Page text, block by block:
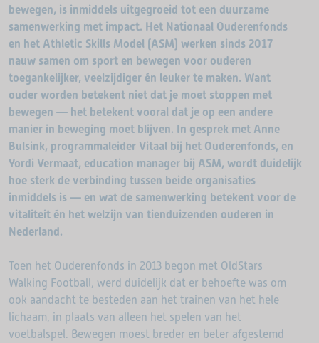
bewegen, is inmiddels uitgegroeid tot een duurzame
samenwerking met impact. Het Nationaal Ouderenfonds
en het Athletic Skills Model (ASM) werken sinds 2017
nauw samen om sport en bewegen voor ouderen
toegankelijker, veelzijdiger én leuker te maken. Want
ouder worden betekent niet dat je moet stoppen met
bewegen — het betekent vooral dat je op een andere
manier in beweging moet blijven. In gesprek met Anne
Bulsink, programmaleider Vitaal bij het Ouderenfonds, en
Yordi Vermaat, education manager bij ASM, wordt duidelijk
hoe sterk de verbinding tussen beide organisaties
inmiddels is — en wat de samenwerking betekent voor de
vitaliteit én het welzijn van tienduizenden ouderen in
Nederland.
Toen het Ouderenfonds in 2013 begon met OldStars
Walking Football, werd duidelijk dat er behoefte was om
ook aandacht te besteden aan het trainen van het hele
lichaam, in plaats van alleen het spelen van het
voetbalspel. Bewegen moest breder en beter afgestemd